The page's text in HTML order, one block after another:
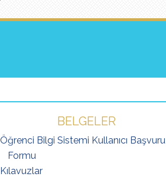
BELGELER
Öğrenci Bilgi Sistemi Kullanıcı Başvuru
Formu
Kılavuzlar